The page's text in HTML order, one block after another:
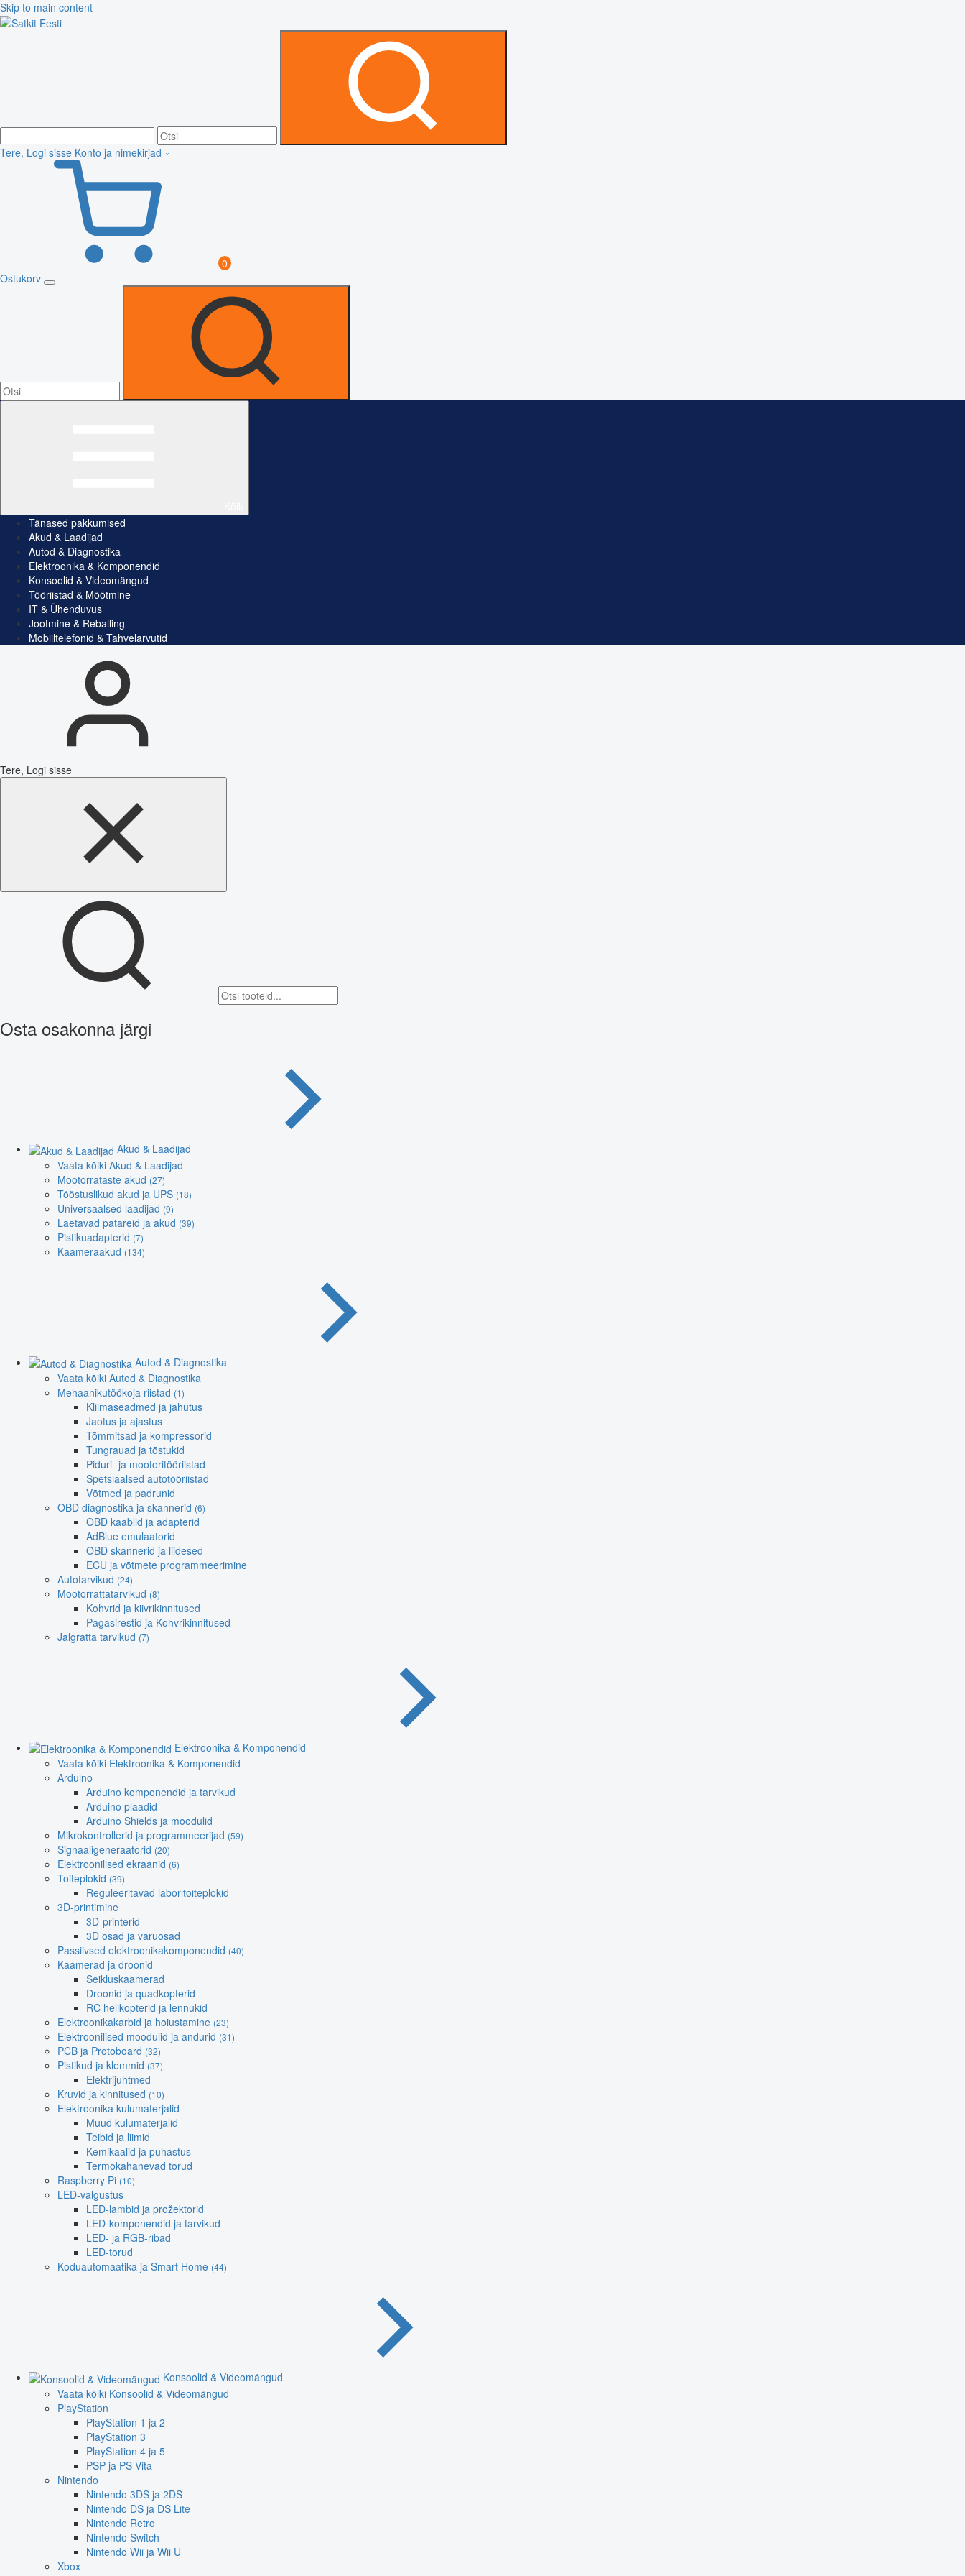
Skip to main content
Tere, Logi sisse Konto ja nimekirjad
0
Ostukorv
Tänased pakkumised
Akud & Laadijad
Autod & Diagnostika
Elektroonika & Komponendid
Konsoolid & Videomängud
Tööriistad & Mõõtmine
IT & Ühenduvus
Jootmine & Reballing
Mobiiltelefonid & Tahvelarvutid
Tere, Logi sisse
Osta osakonna järgi
Akud & Laadijad
Vaata kõiki Akud & Laadijad
Mootorrataste akud (27)
Tööstuslikud akud ja UPS (18)
Universaalsed laadijad (9)
Laetavad patareid ja akud (39)
Pistikuadapterid (7)
Kaameraakud (134)
Autod & Diagnostika
Vaata kõiki Autod & Diagnostika
Mehaanikutöökoja riistad (1)
Kliimaseadmed ja jahutus
Jaotus ja ajastus
Tõmmitsad ja kompressorid
Tungrauad ja tõstukid
Piduri- ja mootoritööriistad
Spetsiaalsed autotööriistad
Võtmed ja padrunid
OBD diagnostika ja skannerid (6)
OBD kaablid ja adapterid
AdBlue emulaatorid
OBD skannerid ja liidesed
ECU ja võtmete programmeerimine
Autotarvikud (24)
Mootorrattatarvikud (8)
Kohvrid ja kiivrikinnitused
Pagasirestid ja Kohvrikinnitused
Jalgratta tarvikud (7)
Elektroonika & Komponendid
Vaata kõiki Elektroonika & Komponendid
Arduino
Arduino komponendid ja tarvikud
Arduino plaadid
Arduino Shields ja moodulid
Mikrokontrollerid ja programmeerijad (59)
Signaaligeneraatorid (20)
Elektroonilised ekraanid (6)
Toiteplokid (39)
Reguleeritavad laboritoiteplokid
3D-printimine
3D-printerid
3D osad ja varuosad
Passiivsed elektroonikakomponendid (40)
Kaamerad ja droonid
Seikluskaamerad
Droonid ja quadkopterid
RC helikopterid ja lennukid
Elektroonikakarbid ja hoiustamine (23)
Elektroonilised moodulid ja andurid (31)
PCB ja Protoboard (32)
Pistikud ja klemmid (37)
Elektrijuhtmed
Kruvid ja kinnitused (10)
Elektroonika kulumaterjalid
Muud kulumaterjalid
Teibid ja liimid
Kemikaalid ja puhastus
Termokahanevad torud
Raspberry Pi (10)
LED-valgustus
LED-lambid ja prožektorid
LED-komponendid ja tarvikud
LED- ja RGB-ribad
LED-torud
Koduautomaatika ja Smart Home (44)
Konsoolid & Videomängud
Vaata kõiki Konsoolid & Videomängud
PlayStation
PlayStation 1 ja 2
PlayStation 3
PlayStation 4 ja 5
PSP ja PS Vita
Nintendo
Nintendo 3DS ja 2DS
Nintendo DS ja DS Lite
Nintendo Retro
Nintendo Switch
Nintendo Wii ja Wii U
Xbox